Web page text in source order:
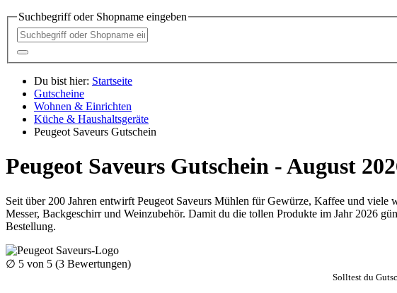
Suchbegriff oder Shopname eingeben
Du bist hier: Startseite
Gutscheine
Wohnen & Einrichten
Küche & Haushaltsgeräte
Peugeot Saveurs Gutschein
Peugeot Saveurs Gutschein - August
Seit über 200 Jahren entwirft Peugeot Saveurs Mühlen für Gewürze, Kaffee und
Messer, Backgeschirr und Weinzubehör. Damit du die tollen Produkte im Jahr 2026
Bestellung.
∅ 5 von 5 (3 Bewertungen)
Solltest du